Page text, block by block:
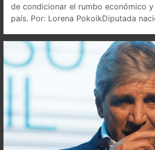
de condicionar el rumbo económico
país. Por: Lorena PokoikDiputada